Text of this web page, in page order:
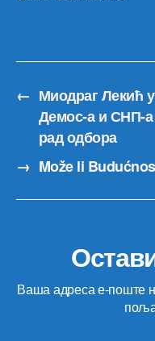
← Миодраг Лекић
Демос-а и СНП-
рад одбора
→ Može li
Ваша адреса е-поште